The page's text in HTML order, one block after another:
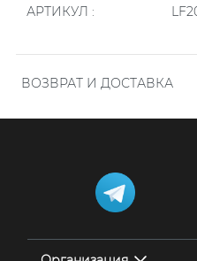
АРТИКУЛ :
ВОЗВРАТ И ДОСТАВКА
течение дня в течение
заказа. Заказы,
на следующий день.
Ваши заказы
доставки по адресам за